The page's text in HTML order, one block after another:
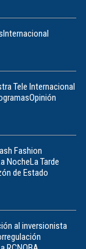
Internacional
Tele Internacional
Opinión
Fashion
NocheLa Tarde
de Estado
al inversionista